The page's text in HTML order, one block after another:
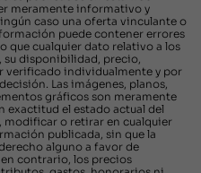
meramente informativo y
caso una oferta vinculante o
puede contener errores
que cualquier dato relativo a los
su disponibilidad, precio,
verificado individualmente y por
Las imágenes, planos,
gráficos son meramente
exactitud el estado actual del
modificar o retirar en cualquier
publicada, sin que la
alguno a favor de
contrario, los precios